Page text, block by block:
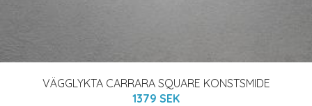
VÄGGLYKTA CARRARA SQUARE KONSTSMIDE
1379 SEK